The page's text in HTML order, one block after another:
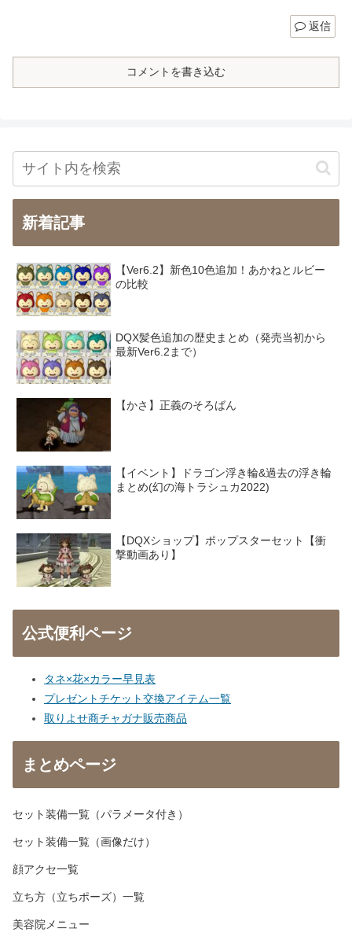
返信
コメントを書き込む
新着記事
【Ver6.2】新色10色追加！あかねとルビー
の比較
DQX髪色追加の歴史まとめ（発売当初から
最新Ver6.2まで）
【かさ】正義のそろばん
【イベント】ドラゴン浮き輪&過去の浮き輪
まとめ(幻の海トラシュカ2022)
【DQXショップ】ポップスターセット【衝
撃動画あり】
公式便利ページ
タネ×花×カラー早見表
プレゼントチケット交換アイテム一覧
取りよせ商チャガナ販売商品
まとめページ
セット装備一覧（パラメータ付き）
セット装備一覧（画像だけ）
顔アクセ一覧
立ち方（立ちポーズ）一覧
美容院メニュー